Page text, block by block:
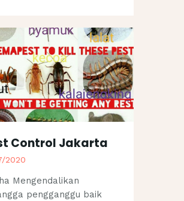
Control Jakarta
2020
Mengendalikan
pengganggu baik